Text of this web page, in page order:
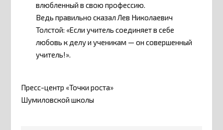
влюбленный в свою профессию.
Ведь правильно сказал Лев Николаевич
Толстой: «Если учитель соединяет в себе
любовь к делу и ученикам — он совершенный
учитель!».
Пресс-центр «Точки роста»
Шумиловской школы